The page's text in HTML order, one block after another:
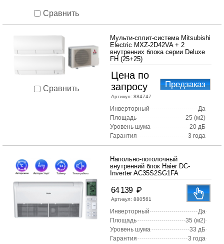
Сравнить
Сравнить
Мульти-сплит-система Mitsubishi
Electric MXZ-2D42VA + 2
внутренних блока серии Deluxe
FH (25+25)
Цена по
запросу
Артикул: 884747
Предзаказ
Инверторный
Да
Площадь
25 (м2)
Уровень шума
20 дБ
Гарантия
3 года
Напольно-потолочный
внутренний блок Haier DC-
Inverter AC35S2SG1FA
64 139 ₽
Артикул: 880561
Инверторный
Да
Площадь
35 (м2)
Уровень шума
33 дБ
Гарантия
3 года